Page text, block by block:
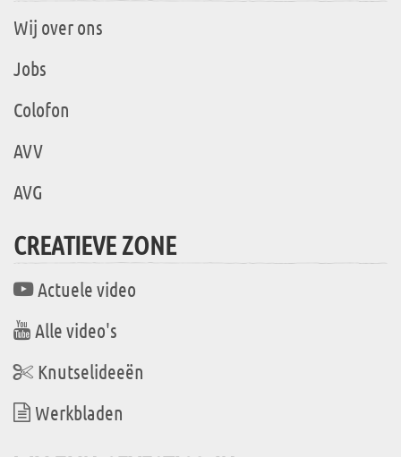
Wij over ons
Jobs
Colofon
AVV
AVG
CREATIEVE ZONE
Actuele video
Alle video's
Knutselideeën
Werkbladen